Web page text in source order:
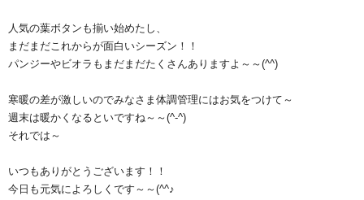
人気の葉ボタンも揃い始めたし、
まだまだこれからが面白いシーズン！！
パンジーやビオラもまだまだたくさんありますよ～～(^^)
寒暖の差が激しいのでみなさま体調管理にはお気をつけて～
週末は暖かくなるといですね～～(^-^)
それでは～
いつもありがとうございます！！
今日も元気によろしくです～～(^^♪